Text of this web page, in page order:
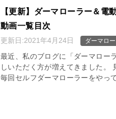
【更新】ダーマローラー＆電
動画一覧目次
更新日:2021年4月24日 ダーマロ
最近、私のブログに「ダーマロー
しいただく方が増えてきました。
毎回セルフダーマローラーをやっ